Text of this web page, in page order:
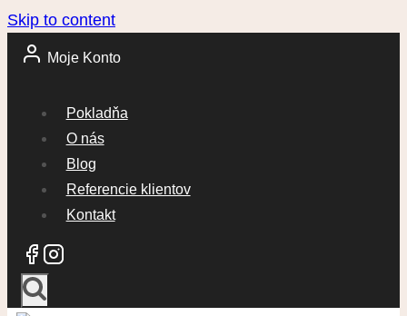
Skip to content
Moje Konto
Pokladňa
O nás
Blog
Referencie klientov
Kontakt